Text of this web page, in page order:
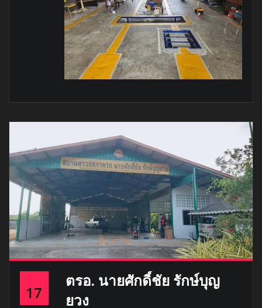
17
ตรอ. นายศักดิ์ชัย รักษ์บุญ
ยวง